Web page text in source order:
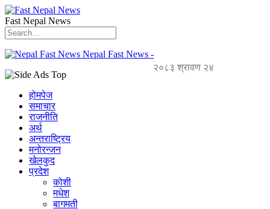
Fast Nepal News
Nepal Fast News -
२०८३ श्रावण २४
होमपेज
समाचार
राजनीति
अर्थ
अन्तराष्ट्रिय
मनोरन्जन
खेलकुद
प्रदेश
कोशी
मधेश
बागमती